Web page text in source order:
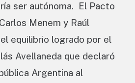
ser autónoma. El Pacto
Menem y Raúl
equilibrio logrado por el
Avellaneda que declaró
Argentina al